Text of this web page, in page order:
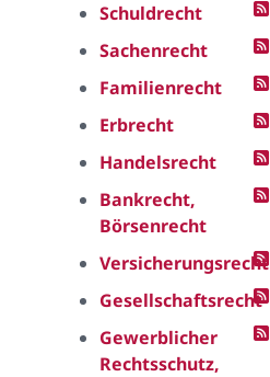
Schuldrecht
Sachenrecht
Familienrecht
Erbrecht
Handelsrecht
Bankrecht,
Börsenrecht
Versicherungsrecht
Gesellschaftsrecht
Gewerblicher
Rechtsschutz,